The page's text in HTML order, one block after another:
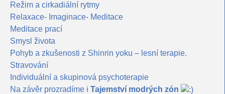
Režim a cirkadiální rytmy
Relaxace- Imaginace- Meditace
Meditace prací
Smysl života
Pohyb a zkušenosti z Shinrin yoku – lesní terapie.
Stravování
Individuální a skupinová psychoterapie
Na závěr prozradíme i Tajemství modrých zón